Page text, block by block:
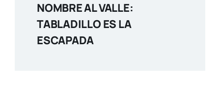
NOMBRE AL VALLE:
TABLADILLO ES LA
ESCAPADA